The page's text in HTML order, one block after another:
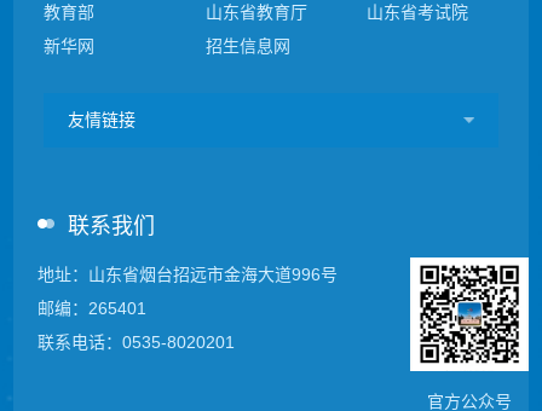
教育部 山东省教育厅
山东省考试院
新华网
招生信息网
友情链接
联系我们
地址：山东省烟台招远市金海大道996号
邮编：265401
联系电话：0535-8020201
官方公众号